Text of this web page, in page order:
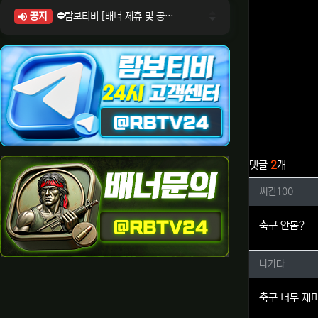
댓글 2개
씨긴
씨긴100
축구 안봄?
나카타
나카타
축구 너무 재
공지
⛔람보티비 [배너 제휴 및 공식 입점 문의 안내]
⛔람보티비 [정회원 등급UP! 안내사항]
⛔람보티비 [채팅방 이용시 주의사항]
⛔람보티비 [공식보증업체 안내]